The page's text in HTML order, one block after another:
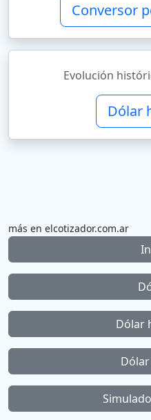
Conversor
Evolución
Dólar
más en elcotizador.com.ar
Dólar